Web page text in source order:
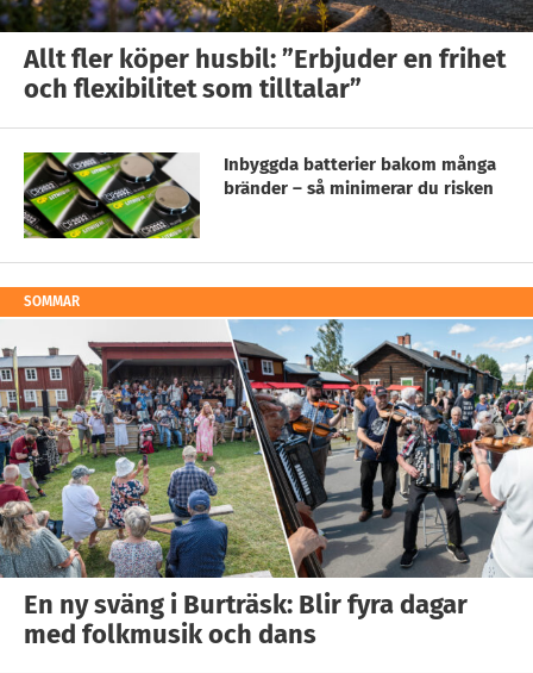
Allt fler köper husbil: ”Erbjuder en frihet
och flexibilitet som tilltalar”
Inbyggda batterier bakom många
bränder – så minimerar du risken
SOMMAR
En ny sväng i Burträsk: Blir fyra dagar
med folkmusik och dans